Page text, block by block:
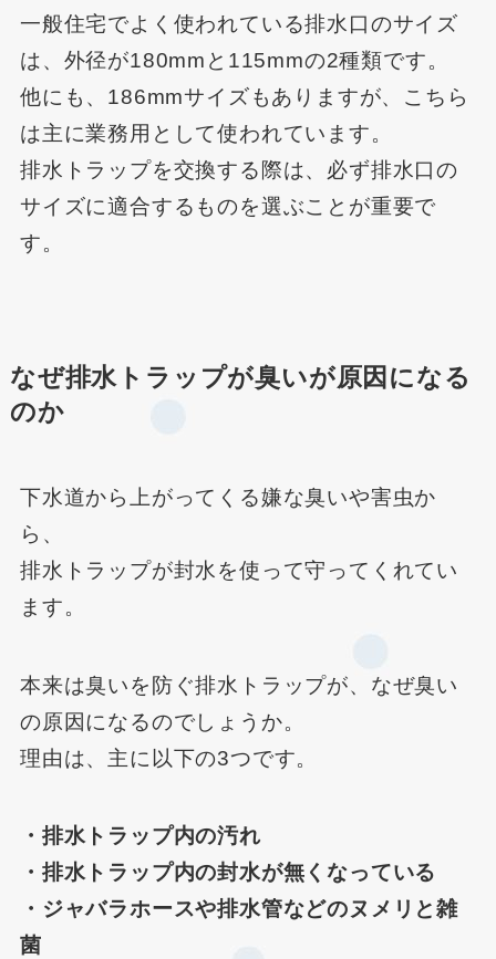
一般住宅でよく使われている排水口のサイズ
は、外径が180mmと115mmの2種類です。
他にも、186mmサイズもありますが、こちら
は主に業務用として使われています。
排水トラップを交換する際は、必ず排水口の
サイズに適合するものを選ぶことが重要で
す。
なぜ排水トラップが臭いが原因になる
のか
下水道から上がってくる嫌な臭いや害虫か
ら、
排水トラップが封水を使って守ってくれてい
ます。
本来は臭いを防ぐ排水トラップが、なぜ臭い
の原因になるのでしょうか。
理由は、主に以下の3つです。
・排水トラップ内の汚れ
・排水トラップ内の封水が無くなっている
・ジャバラホースや排水管などのヌメリと雑
菌